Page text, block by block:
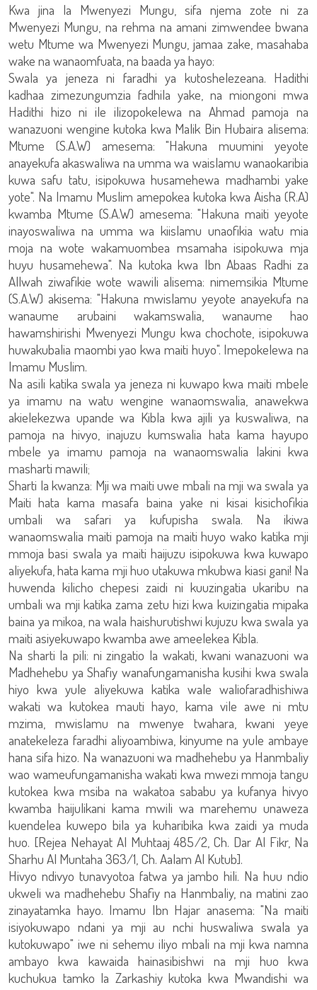
Kwa jina la Mwenyezi Mungu, sifa njema zote ni za
Mwenyezi Mungu, na rehma na amani zimwendee bwana
wetu Mtume wa Mwenyezi Mungu, jamaa zake, masahaba
wake na wanaomfuata, na baada ya hayo:
Swala ya jeneza ni faradhi ya kutoshelezeana. Hadithi
kadhaa zimezungumzia fadhila yake, na miongoni mwa
Hadithi hizo ni ile ilizopokelewa na Ahmad pamoja na
wanazuoni wengine kutoka kwa Malik Bin Hubaira alisema:
Mtume (S.A.W) amesema: "Hakuna muumini yeyote
anayekufa akaswaliwa na umma wa waislamu wanaokaribia
kuwa safu tatu, isipokuwa husamehewa madhambi yake
yote". Na Imamu Muslim amepokea kutoka kwa Aisha (R.A)
kwamba Mtume (S.A.W) amesema: "Hakuna maiti yeyote
inayoswaliwa na umma wa kiislamu unaofikia watu mia
moja na wote wakamuombea msamaha isipokuwa mja
huyu husamehewa". Na kutoka kwa Ibn Abaas Radhi za
Allwah ziwafikie wote wawili alisema: nimemsikia Mtume
(S.A.W) akisema: "Hakuna mwislamu yeyote anayekufa na
wanaume arubaini wakamswalia, wanaume hao
hawamshirishi Mwenyezi Mungu kwa chochote, isipokuwa
huwakubalia maombi yao kwa maiti huyo". Imepokelewa na
Imamu Muslim.
Na asili katika swala ya jeneza ni kuwapo kwa maiti mbele
ya imamu na watu wengine wanaomswalia, anawekwa
akielekezwa upande wa Kibla kwa ajili ya kuswaliwa, na
pamoja na hivyo, inajuzu kumswalia hata kama hayupo
mbele ya imamu pamoja na wanaomswalia lakini kwa
masharti mawili;
Sharti la kwanza: Mji wa maiti uwe mbali na mji wa swala ya
Maiti hata kama masafa baina yake ni kisai kisichofikia
umbali wa safari ya kufupisha swala. Na ikiwa
wanaomswalia maiti pamoja na maiti huyo wako katika mji
mmoja basi swala ya maiti haijuzu isipokuwa kwa kuwapo
aliyekufa, hata kama mji huo utakuwa mkubwa kiasi gani! Na
huwenda kilicho chepesi zaidi ni kuuzingatia ukaribu na
umbali wa mji katika zama zetu hizi kwa kuizingatia mipaka
baina ya mikoa, na wala haishurutishwi kujuzu kwa swala ya
maiti asiyekuwapo kwamba awe ameelekea Kibla.
Na sharti la pili: ni zingatio la wakati, kwani wanazuoni wa
Madhehebu ya Shafiy wanafungamanisha kusihi kwa swala
hiyo kwa yule aliyekuwa katika wale waliofaradhishiwa
wakati wa kutokea mauti hayo, kama vile awe ni mtu
mzima, mwislamu na mwenye twahara, kwani yeye
anatekeleza faradhi aliyoambiwa, kinyume na yule ambaye
hana sifa hizo. Na wanazuoni wa madhehebu ya Hanmbaliy
wao wameufungamanisha wakati kwa mwezi mmoja tangu
kutokea kwa msiba na wakatoa sababu ya kufanya hivyo
kwamba haijulikani kama mwili wa marehemu unaweza
kuendelea kuwepo bila ya kuharibika kwa zaidi ya muda
huo. [Rejea Nehayat Al Muhtaaj 485/2, Ch. Dar Al Fikr, Na
Sharhu Al Muntaha 363/1, Ch. Aalam Al Kutub].
Hivyo ndivyo tunavyotoa fatwa ya jambo hili. Na huu ndio
ukweli wa madhehebu Shafiy na Hanmbaliy, na matini zao
zinayatamka hayo. Imamu Ibn Hajar anasema: "Na maiti
isiyokuwapo ndani ya mji au nchi huswaliwa swala ya
kutokuwapo" iwe ni sehemu iliyo mbali na mji kwa namna
ambayo kwa kawaida hainasibishwi na mji huo kwa
kuchukua tamko la Zarkashiy kutoka kwa Mwandishi wa